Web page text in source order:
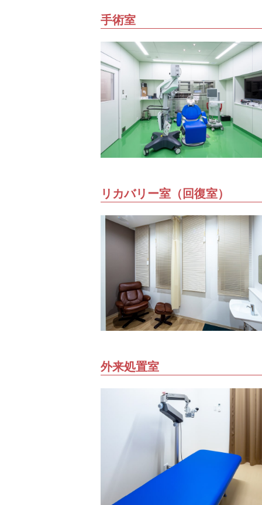
手術室
リカバリー室（回復室）
外来処置室